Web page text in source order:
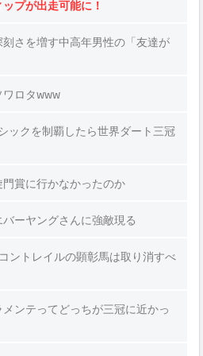
プが出走可能に！
刻さを増す中高年男性の「友達が
ロタwww
ックを制覇したら世界ダート三冠
賞に行かなかったのか
ーヤングさんに強敵現る
ントレイルの顕彰馬は取り消すべ
ンテってどっちが三冠に近かっ